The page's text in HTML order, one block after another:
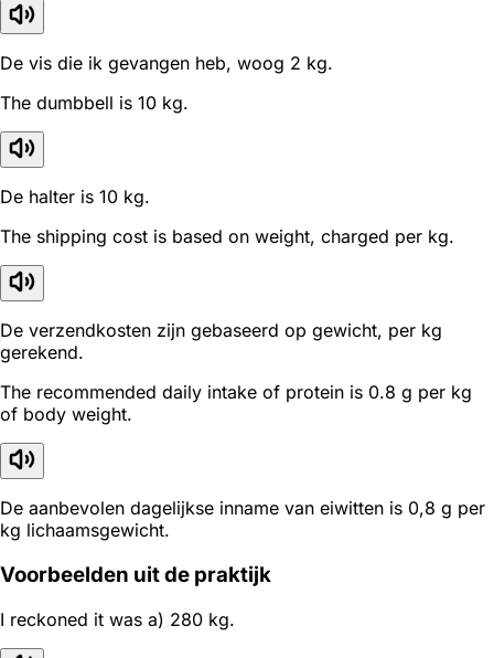
De vis die ik gevangen heb, woog 2 kg.
The dumbbell is 10 kg.
De halter is 10 kg.
The shipping cost is based on weight, charged per kg.
De verzendkosten zijn gebaseerd op gewicht, per kg
gerekend.
The recommended daily intake of protein is 0.8 g per kg
of body weight.
De aanbevolen dagelijkse inname van eiwitten is 0,8 g per
kg lichaamsgewicht.
Voorbeelden uit de praktijk
I reckoned it was a) 280 kg.